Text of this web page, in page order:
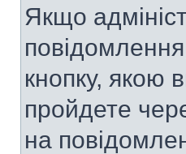
Якщо
кнопку, якою
пройдете
на